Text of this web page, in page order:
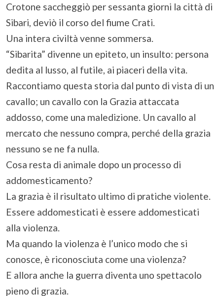
Crotone saccheggiò per sessanta giorni la città di
Sibari, deviò il corso del fiume Crati.
Una intera civiltà venne sommersa.
“Sibarita” divenne un epiteto, un insulto: persona
dedita al lusso, al futile, ai piaceri della vita.
Raccontiamo questa storia dal punto di vista di un
cavallo; un cavallo con la Grazia attaccata
addosso, come una maledizione. Un cavallo al
mercato che nessuno compra, perché della grazia
nessuno se ne fa nulla.
Cosa resta di animale dopo un processo di
addomesticamento?
La grazia è il risultato ultimo di pratiche violente.
Essere addomesticati è essere addomesticati
alla violenza.
Ma quando la violenza è l’unico modo che si
conosce, è riconosciuta come una violenza?
E allora anche la guerra diventa uno spettacolo
pieno di grazia.